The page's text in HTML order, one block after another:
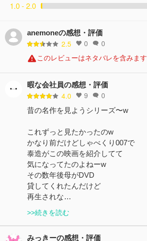
1.0 - 2.0
anemoneの感想・評価
2.5 0 0
このレビューはネタバレを含みます
暇な会社員の感想・評価
4.0 9 0
昔の名作を見ようシリーズ〜w
これずっと見たかったのw
かなり前だけどしゃべくり007で
泰造がこの映画を紹介してて
気になってたのよねーw
その数年後母がDVD
貸してくれたんだけど
再生されな…
>>続きを読む
みっきーの感想・評価